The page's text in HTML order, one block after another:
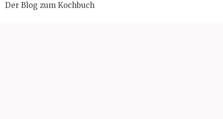
Der Blog zum Kochbuch